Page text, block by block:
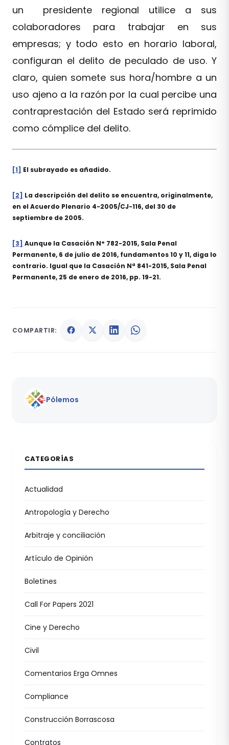
un presidente regional utilice a sus
colaboradores para trabajar en sus
empresas; y todo esto en horario laboral,
configuran el delito de peculado de uso. Y
claro, quien somete sus hora/hombre a un
uso ajeno a la razón por la cual percibe una
contraprestación del Estado será reprimido
como cómplice del delito.
[1] El subrayado es añadido.
[2] La descripción del delito se encuentra, originalmente,
en el Acuerdo Plenario 4-2005/CJ-116, del 30 de
septiembre de 2005.
[3] Aunque la Casación N° 782-2015, Sala Penal
Permanente, 6 de julio de 2016, fundamentos 10 y 11, diga lo
contrario. Igual que la Casación Nª 841-2015, Sala Penal
Permanente, 25 de enero de 2016, pp. 19-21.
COMPARTIR:
Pólemos
CATEGORÍAS
Actualidad
Antropología y Derecho
Arbitraje y conciliación
Artículo de Opinión
Boletines
Call For Papers 2021
Cine y Derecho
Civil
Comentarios Erga Omnes
Compliance
Construcción Borrascosa
Contratos